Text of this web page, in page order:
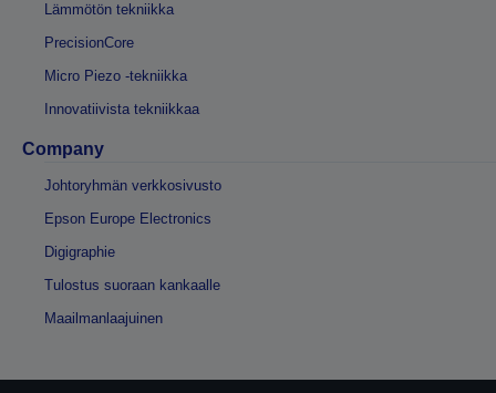
Lämmötön tekniikka
PrecisionCore
Micro Piezo -tekniikka
Innovatiivista tekniikkaa
Company
Johtoryhmän verkkosivusto
Epson Europe Electronics
Digigraphie
Tulostus suoraan kankaalle
Maailmanlaajuinen